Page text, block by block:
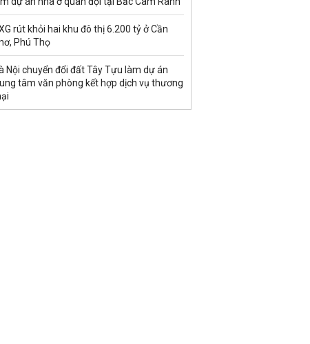
rút khỏi hai khu đô thị 6.200 tỷ ở Cần
Phú Thọ
Nội chuyển đổi đất Tây Tựu làm dự án
tâm văn phòng kết hợp dịch vụ thương